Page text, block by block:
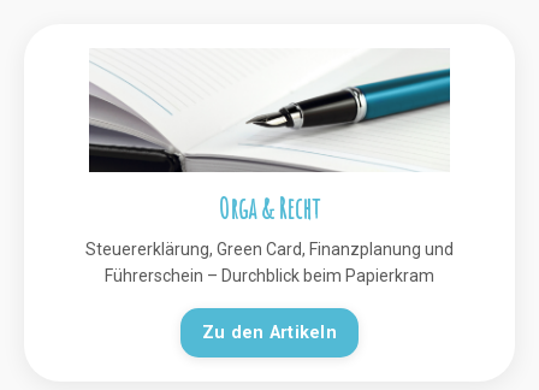
Orga & Recht
Steuererklärung, Green Card, Finanzplanung und
Führerschein – Durchblick beim Papierkram
Zu den Artikeln